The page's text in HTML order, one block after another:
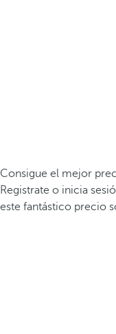
Consigue el mejor
Registrate o inicia
este fantástico precio